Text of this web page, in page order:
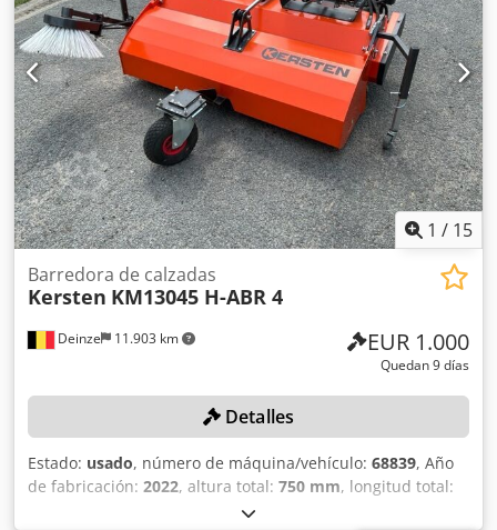
1 / 15
Deinze 11.903 km
Barredora de calzadas
Kersten KM13045 H-ABR 4
EUR 1.000
Quedan 9 días
Detalles
Estado: usado, número de máquina/vehículo: 68839, Año
de fabricación: 2022, altura total: 750 mm, longitud total:
1.200 mm